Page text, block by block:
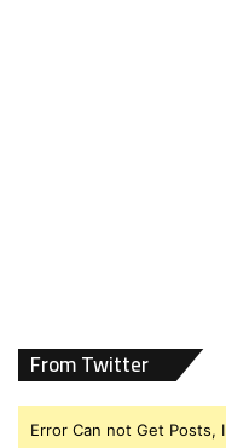
From Twitter
Error Can not Get Posts,